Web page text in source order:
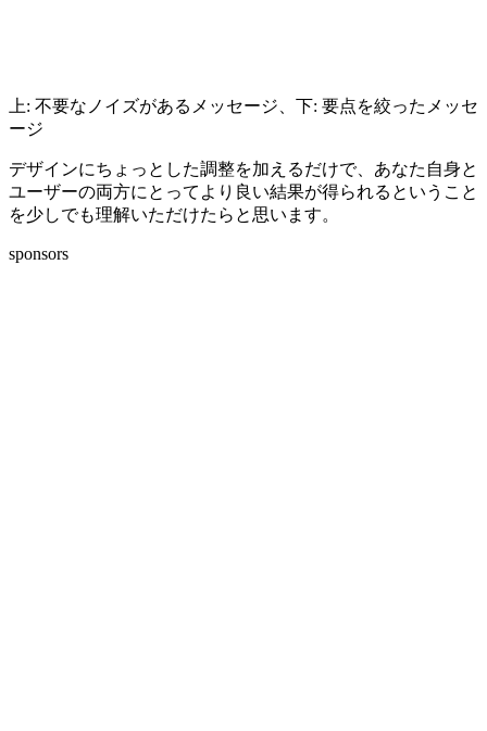
上: 不要なノイズがあるメッセージ、下: 要点を絞ったメッセ
ージ
デザインにちょっとした調整を加えるだけで、あなた自身と
ユーザーの両方にとってより良い結果が得られるということ
を少しでも理解いただけたらと思います。
sponsors